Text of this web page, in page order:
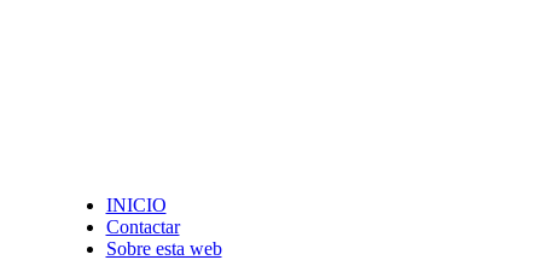
INICIO
Contactar
Sobre esta web